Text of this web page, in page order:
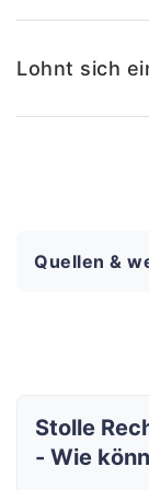
Lohnt sich
Quellen &
Stolle
- Wie